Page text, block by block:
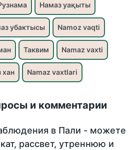
Намаз уақыты
убактысы Namoz vaqti
Таквим Namaz vaxti
хан Namaz vaxtlari
и комментарии
в Пали - можете
рассвет, утреннюю и